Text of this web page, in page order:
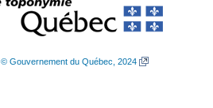
© Gouvernement du Québec, 2024